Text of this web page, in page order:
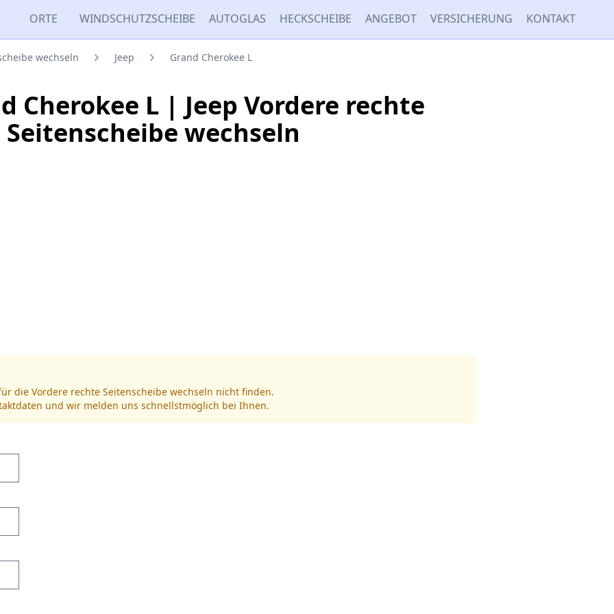
ORTE WINDSCHUTZSCHEIBE AUTOGLAS HECKSCHEIBE ANGEBOT VERSICHERUNG KONTAKT
wechseln Jeep Grand Cherokee L
Cherokee L | Jeep Vordere rechte
Seitenscheibe wechseln
die Vordere rechte Seitenscheibe wechseln nicht finden.
und wir melden uns schnellstmöglich bei Ihnen.